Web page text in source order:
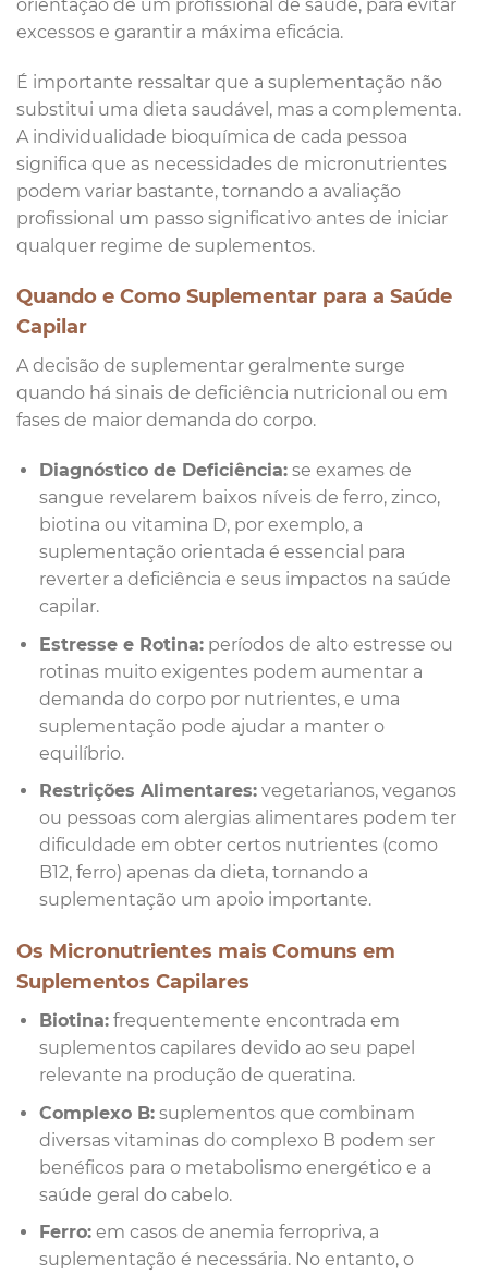
orientação de um profissional de saúde, para evitar
excessos e garantir a máxima eficácia.
É importante ressaltar que a suplementação não
substitui uma dieta saudável, mas a complementa.
A individualidade bioquímica de cada pessoa
significa que as necessidades de micronutrientes
podem variar bastante, tornando a avaliação
profissional um passo significativo antes de iniciar
qualquer regime de suplementos.
Quando e Como Suplementar para a Saúde
Capilar
A decisão de suplementar geralmente surge
quando há sinais de deficiência nutricional ou em
fases de maior demanda do corpo.
Diagnóstico de Deficiência:se exames de
sangue revelarem baixos níveis de ferro, zinco,
biotina ou vitamina D, por exemplo, a
suplementação orientada é essencial para
reverter a deficiência e seus impactos na saúde
capilar.
Estresse e Rotina:períodos de alto estresse ou
rotinas muito exigentes podem aumentar a
demanda do corpo por nutrientes, e uma
suplementação pode ajudar a manter o
equilíbrio.
Restrições Alimentares:vegetarianos, veganos
ou pessoas com alergias alimentares podem ter
dificuldade em obter certos nutrientes (como
B12, ferro) apenas da dieta, tornando a
suplementação um apoio importante.
Os Micronutrientes mais Comuns em
Suplementos Capilares
Biotina:frequentemente encontrada em
suplementos capilares devido ao seu papel
relevante na produção de queratina.
Complexo B:suplementos que combinam
diversas vitaminas do complexo B podem ser
benéficos para o metabolismo energético e a
saúde geral do cabelo.
Ferro:em casos de anemia ferropriva, a
suplementação é necessária. No entanto, o